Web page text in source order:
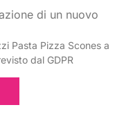
di un nuovo
Pasta Pizza Scones a
dal GDPR